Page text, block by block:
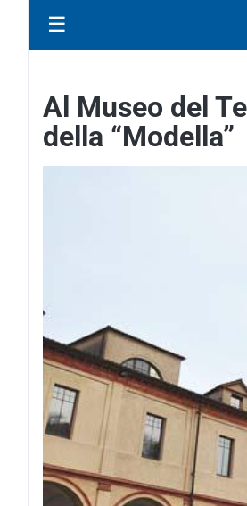
☰
Al Museo del
della “Modella”